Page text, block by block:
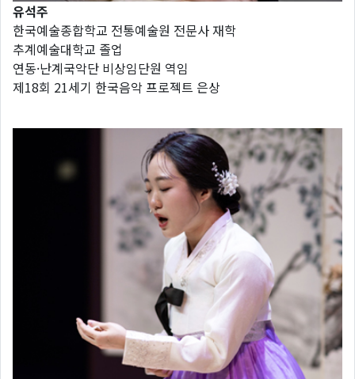
유석주
한국예술종합학교 전통예술원 전문사 재학
추계예술대학교 졸업
연동·난계국악단 비상임단원 역임
제18회 21세기 한국음악 프로젝트 은상